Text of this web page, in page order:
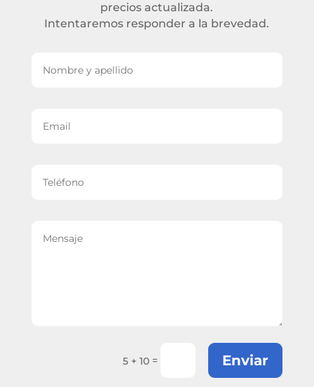
precios actualizada.
Intentaremos responder a la brevedad.
5 + 10 = Enviar